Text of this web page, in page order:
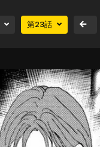
第23話